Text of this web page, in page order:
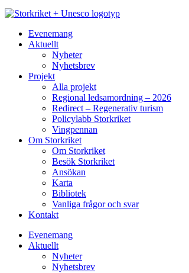
Evenemang
Aktuellt
Nyheter
Nyhetsbrev
Projekt
Alla projekt
Regional ledsamordning – 2026
Redirect – Regenerativ turism
Policylabb Storkriket
Vingpennan
Om Storkriket
Om Storkriket
Besök Storkriket
Ansökan
Karta
Bibliotek
Vanliga frågor och svar
Kontakt
Evenemang
Aktuellt
Nyheter
Nyhetsbrev